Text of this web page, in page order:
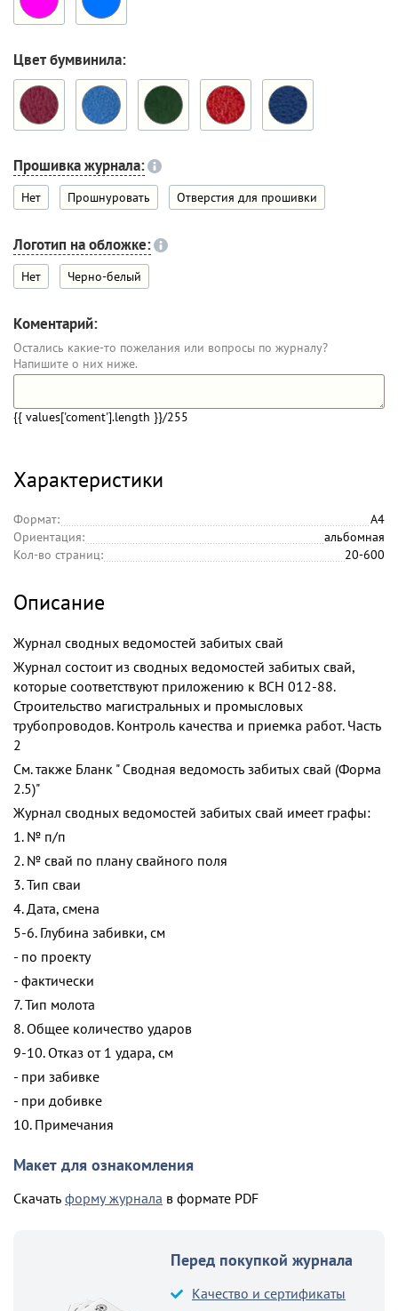
Цвет бумвинила:
Прошивка журнала:
Нет Прошнуровать Отверстия для прошивки
Логотип на обложке:
Нет Черно-белый
Коментарий:
Остались какие-то пожелания или вопросы по журналу?
Напишите о них ниже.
{{ values['coment'].length }}/255
Характеристики
Формат:
А4
Ориентация:
альбомная
Кол-во страниц:
20-600
Описание
Журнал сводных ведомостей забитых свай
Журнал состоит из сводных ведомостей забитых свай,
которые соответствуют приложению к ВСН 012-88.
Строительство магистральных и промысловых
трубопроводов. Контроль качества и приемка работ. Часть
2
См. также Бланк " Сводная ведомость забитых свай (Форма
2.5)"
Журнал сводных ведомостей забитых свай имеет графы:
1. № п/п
2. № свай по плану свайного поля
3. Тип сваи
4. Дата, смена
5-6. Глубина забивки, см
- по проекту
- фактически
7. Тип молота
8. Общее количество ударов
9-10. Отказ от 1 удара, см
- при забивке
- при добивке
10. Примечания
Макет для ознакомления
Скачать форму журнала в формате PDF
Перед покупкой журнала
Качество и сертификаты